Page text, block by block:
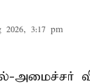
2026, 3:17 pm
அமைச்சர்